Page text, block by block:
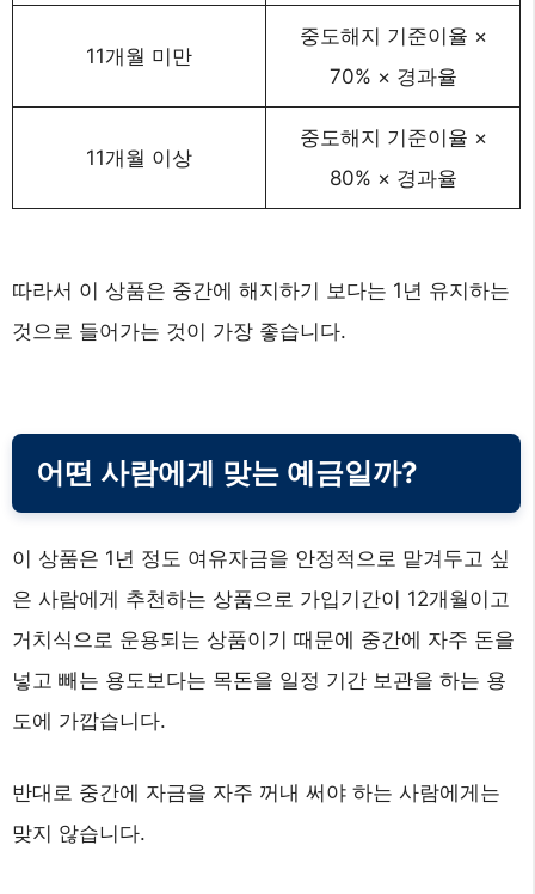
11개월 미만
중도해지 기준이율 ×
70% × 경과율
11개월 이상
중도해지 기준이율 ×
80% × 경과율
따라서 이 상품은 중간에 해지하기 보다는 1년 유지하는
것으로 들어가는 것이 가장 좋습니다.
어떤 사람에게 맞는 예금일까?
이 상품은 1년 정도 여유자금을 안정적으로 맡겨두고 싶
은 사람에게 추천하는 상품으로 가입기간이 12개월이고
거치식으로 운용되는 상품이기 때문에 중간에 자주 돈을
넣고 빼는 용도보다는 목돈을 일정 기간 보관을 하는 용
도에 가깝습니다.
반대로 중간에 자금을 자주 꺼내 써야 하는 사람에게는
맞지 않습니다.